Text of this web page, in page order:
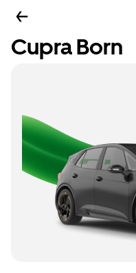
Cupra Born